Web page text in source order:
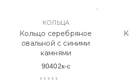
КОЛЬЦА
Кольцо серебряное
овальной с синими
камнями
90402к-с